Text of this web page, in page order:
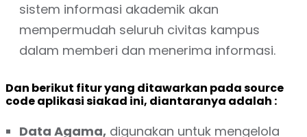
sistem informasi akademik akan
mempermudah seluruh civitas kampus
dalam memberi dan menerima informasi.
Dan berikut fitur yang ditawarkan padasource
codeaplikasi siakad ini, diantaranya adalah :
Data Agama,digunakan untuk mengelola